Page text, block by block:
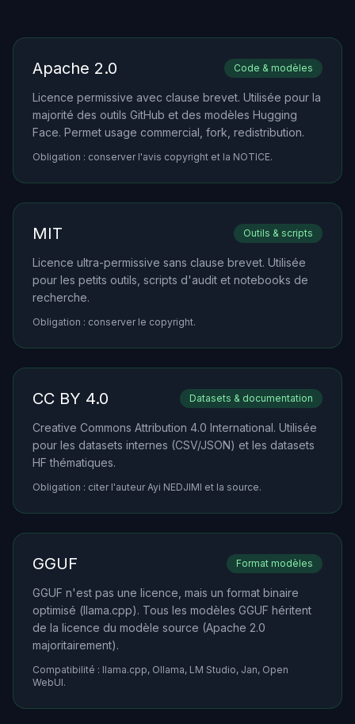
Apache 2.0 Code & modèles
Licence permissive avec clause brevet. Utilisée pour la
majorité des outils GitHub et des modèles Hugging
Face. Permet usage commercial, fork, redistribution.
Obligation : conserver l'avis copyright et la NOTICE.
MIT Outils & scripts
Licence ultra-permissive sans clause brevet. Utilisée
pour les petits outils, scripts d'audit et notebooks de
recherche.
Obligation : conserver le copyright.
CC BY 4.0 Datasets & documentation
Creative Commons Attribution 4.0 International. Utilisée
pour les datasets internes (CSV/JSON) et les datasets
HF thématiques.
Obligation : citer l'auteur Ayi NEDJIMI et la source.
GGUF Format modèles
GGUF n'est pas une licence, mais un format binaire
optimisé (llama.cpp). Tous les modèles GGUF héritent
de la licence du modèle source (Apache 2.0
majoritairement).
Compatibilité : llama.cpp, Ollama, LM Studio, Jan, Open
WebUI.